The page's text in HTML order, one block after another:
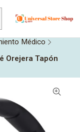
ZONA CENTRO
Médico
Orejera Tapón